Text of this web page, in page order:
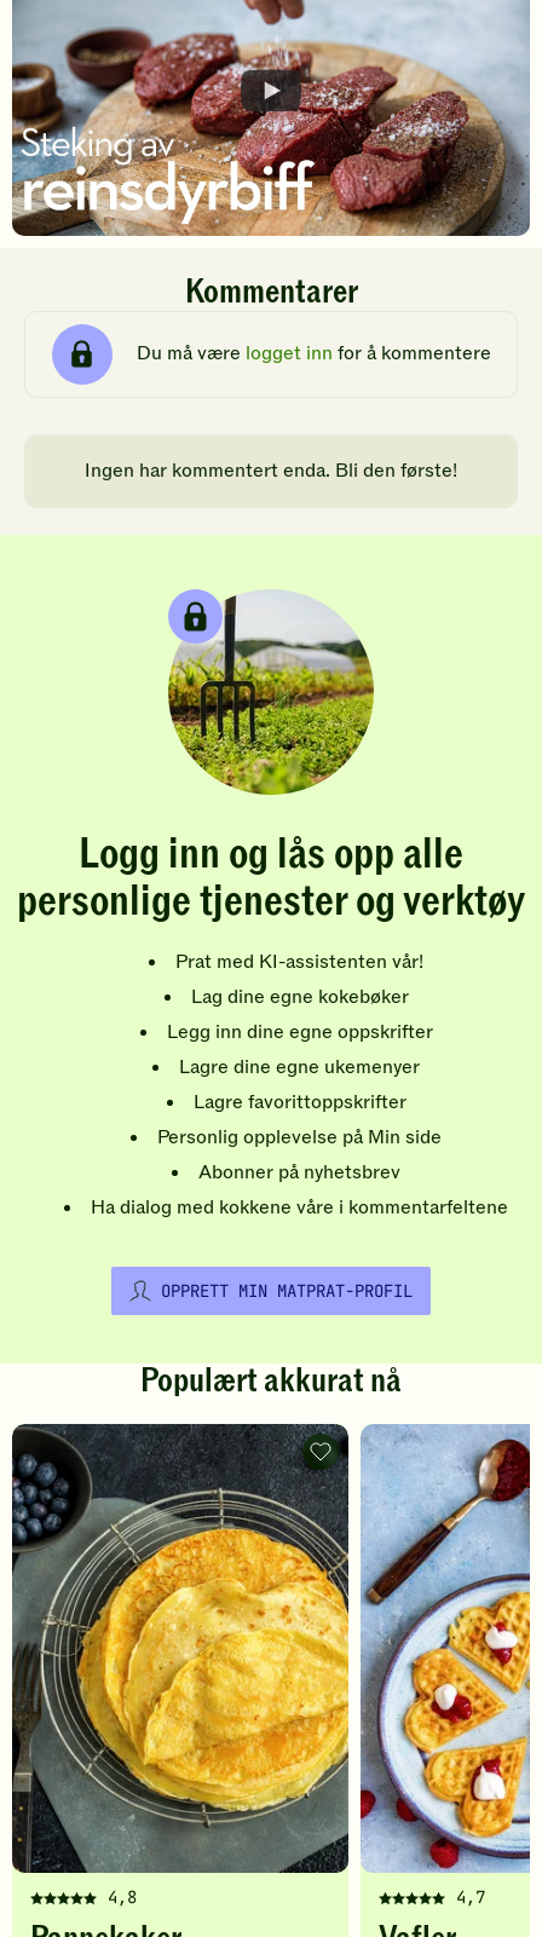
Kommentarer
Du må være logget inn for å kommentere
Ingen har kommentert enda. Bli den første!
Logg inn og lås opp alle
personlige tjenester og verktøy
Prat med KI-assistenten vår!
Lag dine egne kokebøker
Legg inn dine egne oppskrifter
Lagre dine egne ukemenyer
Lagre favorittoppskrifter
Personlig opplevelse på Min side
Abonner på nyhetsbrev
Ha dialog med kokkene våre i kommentarfeltene
OPPRETT MIN MATPRAT-PROFIL
Populært akkurat nå
4,8
Denne
Pannekaker
-
legg
til
favoritter
4,7
Denne